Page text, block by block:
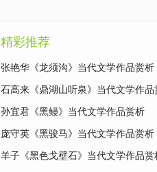
精彩推荐
张艳华《龙须沟》当代文学作品赏析
石高来《鼎湖山听泉》当代文学作品
孙宜君《黑鳗》当代文学作品赏析
庞守英《黑骏马》当代文学作品赏析
羊子《黑色戈壁石》当代文学作品赏